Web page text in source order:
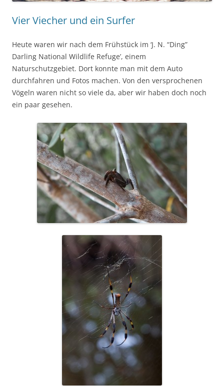
Vier Viecher und ein Surfer
Heute waren wir nach dem Frühstück im ‘J. N. “Ding”
Darling National Wildlife Refuge’, einem
Naturschutzgebiet. Dort konnte man mit dem Auto
durchfahren und Fotos machen. Von den versprochenen
Vögeln waren nicht so viele da, aber wir haben doch noch
ein paar gesehen.